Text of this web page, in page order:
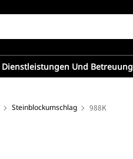
Dienstleistungen Und Betreuung
Steinblockumschlag 988K